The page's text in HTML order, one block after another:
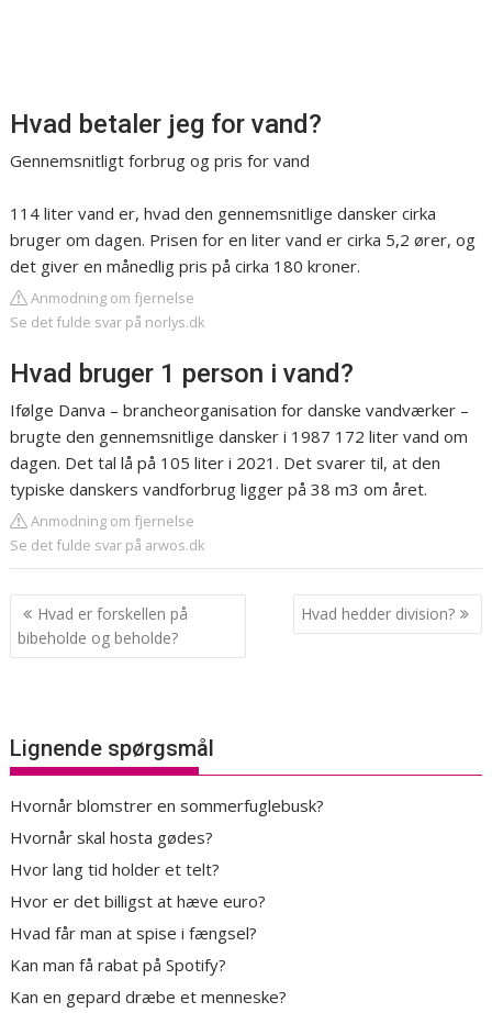
Hvad betaler jeg for vand?
Gennemsnitligt forbrug og pris for vand
114 liter vand er, hvad den gennemsnitlige dansker cirka
bruger om dagen. Prisen for en liter vand er cirka 5,2 ører, og
det giver en månedlig pris på cirka 180 kroner.
Anmodning om fjernelse
Se det fulde svar på norlys.dk
Hvad bruger 1 person i vand?
Ifølge Danva – brancheorganisation for danske vandværker –
brugte den gennemsnitlige dansker i 1987 172 liter vand om
dagen. Det tal lå på 105 liter i 2021. Det svarer til, at den
typiske danskers vandforbrug ligger på 38 m3 om året.
Anmodning om fjernelse
Se det fulde svar på arwos.dk
Indlægsnavigation
Hvad er forskellen på
bibeholde og beholde?
Hvad hedder division?
Lignende spørgsmål
Hvornår blomstrer en sommerfuglebusk?
Hvornår skal hosta gødes?
Hvor lang tid holder et telt?
Hvor er det billigst at hæve euro?
Hvad får man at spise i fængsel?
Kan man få rabat på Spotify?
Kan en gepard dræbe et menneske?